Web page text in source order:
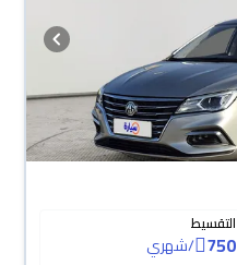
التقسيط
750
/شهري